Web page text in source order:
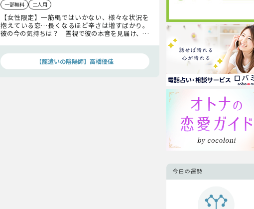
一部無料 二人用
【女性限定】一筋縄ではいかない、様々な状況を
抱えている恋…長くなるほど辛さは増すばかり。
彼の今の気持ちは？ 霊視で彼の本音を見届け、こ
【龍遣いの陰陽師】高橋優佳
今日の運勢